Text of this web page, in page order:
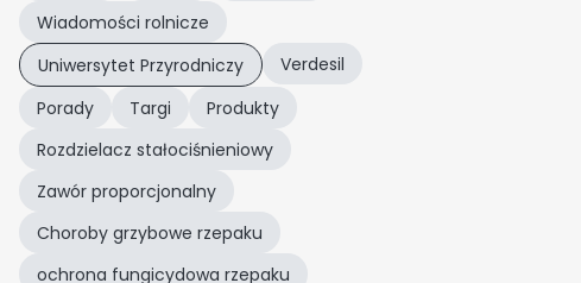
Wiadomości rolnicze
Uniwersytet Przyrodniczy
Verdesil
Porady
Targi
Produkty
Rozdzielacz stałociśnieniowy
Zawór proporcjonalny
Choroby grzybowe rzepaku
ochrona fungicydowa rzepaku